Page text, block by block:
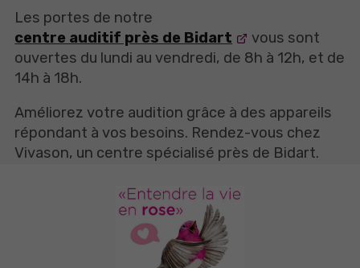
Les portes de notre
centre auditif près de Bidart
vous sont
ouvertes du lundi au vendredi, de 8h à 12h, et de
14h à 18h.
Améliorez votre audition grâce à des appareils
répondant à vos besoins. Rendez-vous chez
Vivason, un centre spécialisé près de Bidart.